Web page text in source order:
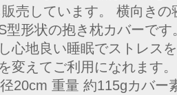
販売しています。 横向き
型形状の抱き枕カバーで
心地良い睡眠でストレス
変えてご利用になれます
20cm 重量 約115gカバー